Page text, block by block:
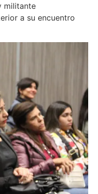
militante
a su encuentro